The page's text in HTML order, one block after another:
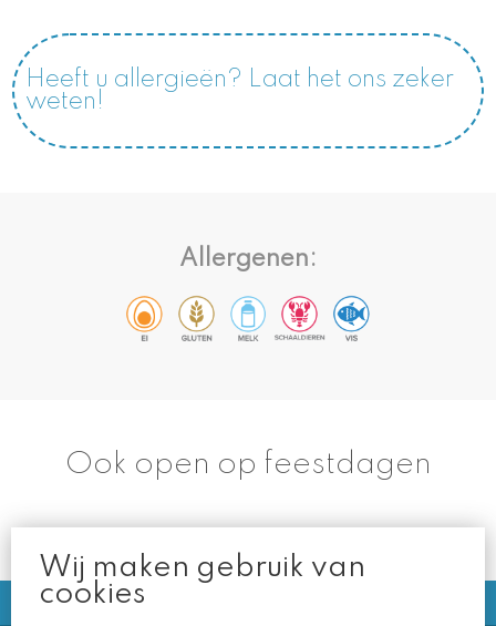
Heeft u allergieën? Laat het ons zeker
weten!
Allergenen:
Ook open op feestdagen
Wij maken gebruik van
cookies